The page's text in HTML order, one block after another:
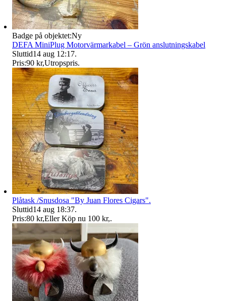
Badge på objektet:Ny
DEFA MiniPlug Motorvärmarkabel – Grön anslutningskabel
Sluttid14 aug 12:17.
Pris:90 kr,Utropspris.
Plåtask /Snusdosa "By Juan Flores Cigars".
Sluttid14 aug 18:37.
Pris:80 kr,Eller Köp nu 100 kr,.